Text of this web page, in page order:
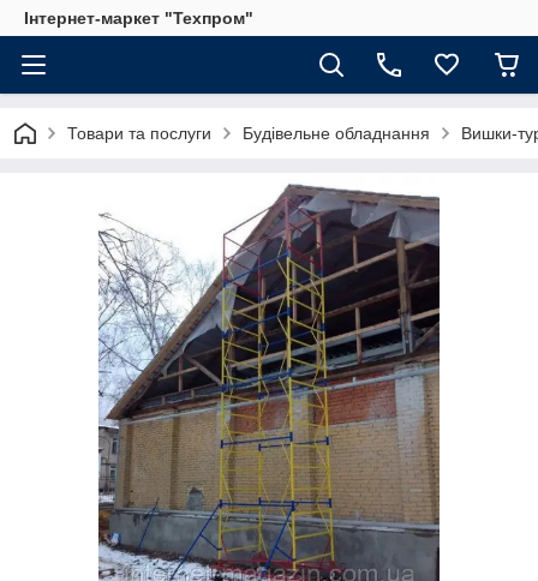
Інтернет-маркет "Техпром"
Товари та послуги Будівельне обладнання Вишки-